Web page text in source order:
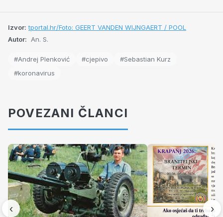
Izvor: tportal.hr/Foto: GEERT VANDEN WIJNGAERT / POOL
Autor:
An. S.
#Andrej Plenković #cjepivo
#Sebastian Kurz
#koronavirus
POVEZANI ČLANCI
‹ ›